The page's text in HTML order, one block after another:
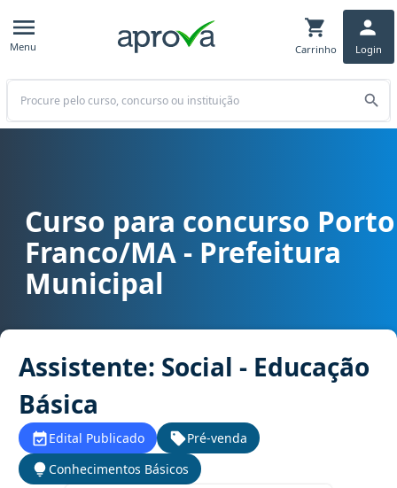
Menu Carrinho Login
Buscar
Curso para concurso Porto Franco/MA - Prefeitura Municipal
Curso para concurso Porto
Franco/MA - Prefeitura
Municipal
Assistente: Social - Educação
Básica
Edital Publicado
Pré-venda
Conhecimentos Básicos